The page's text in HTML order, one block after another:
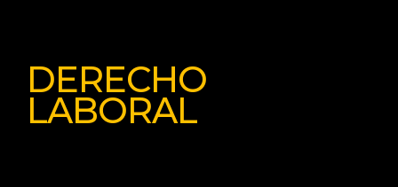
DERECHO
LABORAL